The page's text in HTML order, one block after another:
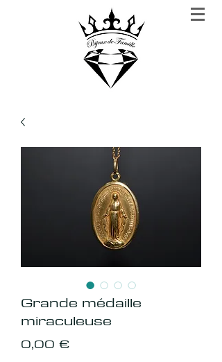
Grande médaille
miraculeuse
0,00 €Prix